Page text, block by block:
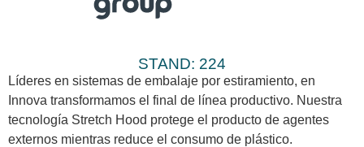
STAND: 224
Líderes en sistemas de embalaje por estiramiento, en
Innova transformamos el final de línea productivo. Nuestra
tecnología Stretch Hood protege el producto de agentes
externos mientras reduce el consumo de plástico.